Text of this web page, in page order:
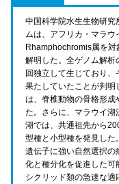
中国科学院水生生物研究
ムは、アフリカ・マラ
Rhamphochromis属を対
解明した。全ゲノム解
回独立して生じており
果たしていたことが判
は、脊椎動物の骨格形
た。さらに、マラウイ湖
湖では、共通祖先から
型種と小型種を発見した
遺伝子に強い自然選択
化と種分化を促進した
シクリッド類の急速な